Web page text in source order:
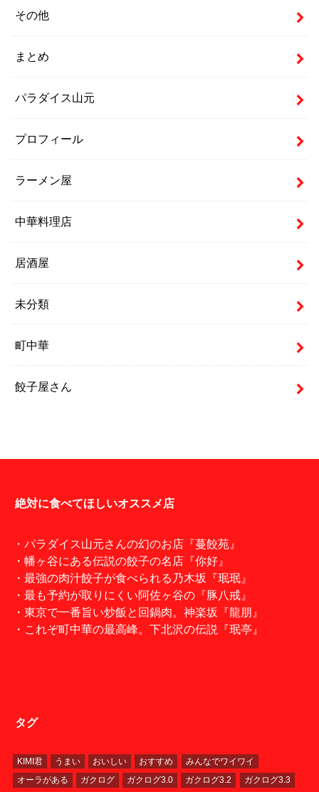
その他
まとめ
パラダイス山元
プロフィール
ラーメン屋
中華料理店
居酒屋
未分類
町中華
餃子屋さん
絶対に食べてほしいオススメ店
・パラダイス山元さんの幻のお店『蔓餃苑』
・幡ヶ谷にある伝説の餃子の名店『你好』
・最強の肉汁餃子が食べられる乃木坂『珉珉』
・最も予約が取りにくい阿佐ヶ谷の『豚八戒』
・東京で一番旨い炒飯と回鍋肉。神楽坂『龍朋』
・これぞ町中華の最高峰。下北沢の伝説『珉亭』
タグ
KIMI君 うまい おいしい おすすめ
みんなでワイワイ
オーラがある
ガクログ ガクログ3.0 ガクログ3.2 ガクログ3.3